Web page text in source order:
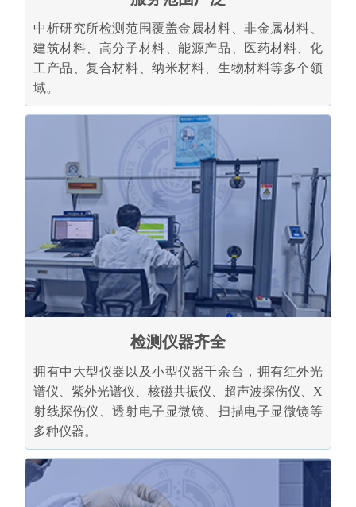
中析研究所检测范围覆盖金属材料、非金属材料、
建筑材料、高分子材料、能源产品、医药材料、化
工产品、复合材料、纳米材料、生物材料等多个领
域。
检测仪器齐全
拥有中大型仪器以及小型仪器千余台，拥有红外光
谱仪、紫外光谱仪、核磁共振仪、超声波探伤仪、X
射线探伤仪、透射电子显微镜、扫描电子显微镜等
多种仪器。